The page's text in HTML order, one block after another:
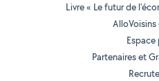
Livre « Le futur de
AlloVoisins
Espace
Partenaires et